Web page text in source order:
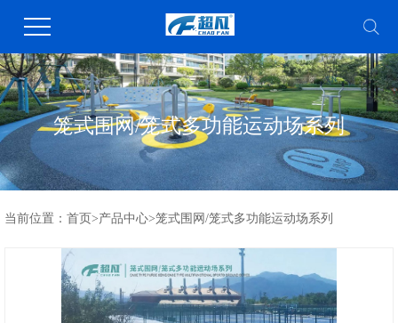
笼式围网/笼式多功能运动场系列
当前位置： 首页 >产品中心>笼式围网/笼式多功能运动场系列